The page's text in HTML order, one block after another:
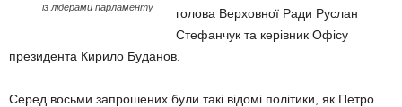
із лідерами парламенту
голова Верховної Ради Руслан
Стефанчук та керівник Офісу
президента Кирило Буданов.
Серед восьми запрошених були такі відомі політики, як Петро